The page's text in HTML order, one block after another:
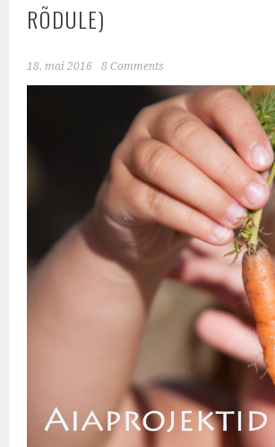
RÕDULE)
18. mai 2016 8 Comments